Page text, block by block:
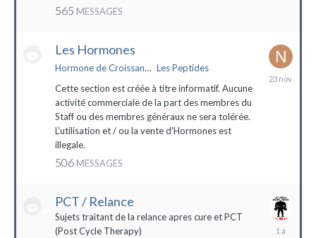
565 MESSAGES
Les Hormones
Hormone de Croissance (HGH) Les Peptides
Cette section est créée à titre informatif. Aucune
activité commerciale de la part des membres du
Staff ou des membres généraux ne sera tolérée.
L'utilisation et / ou la vente d'Hormones est
illegale.
506 MESSAGES
23
PCT / Relance
Sujets traitant de la relance apres cure et PCT
(Post Cycle Therapy)
13